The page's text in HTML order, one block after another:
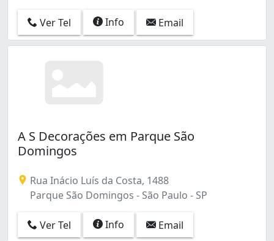
Ver Tel
Info Email
A S Decorações em Parque São
Domingos
Rua Inácio Luís da Costa, 1488
Parque São Domingos - São Paulo - SP
Ver Tel Info Email